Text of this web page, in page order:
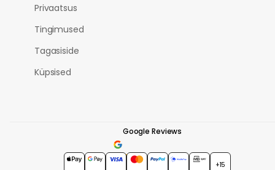
Privaatsus
Tingimused
Tagasiside
Küpsised
Google Reviews
4.7★★★★★
+15